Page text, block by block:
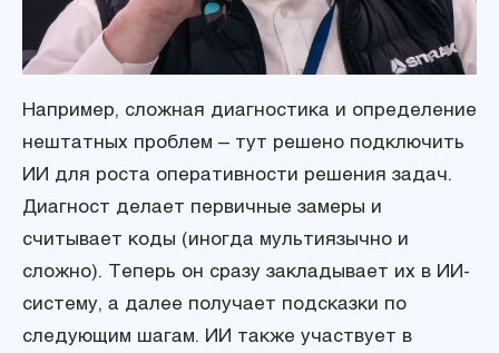
Например, сложная диагностика и определение
нештатных проблем – тут решено подключить
ИИ для роста оперативности решения задач.
Диагност делает первичные замеры и
считывает коды (иногда мультиязычно и
сложно). Теперь он сразу закладывает их в ИИ-
систему, а далее получает подсказки по
следующим шагам. ИИ также участвует в